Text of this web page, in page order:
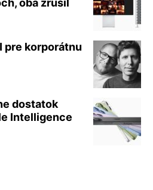
oba zrušil
pre korporátnu
dostatok
Intelligence